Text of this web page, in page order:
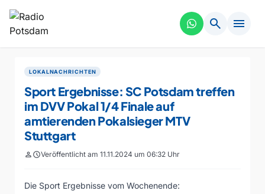
search menu
LOKALNACHRICHTEN
Sport Ergebnisse: SC Potsdam treffen
im DVV Pokal 1/4 Finale auf
amtierenden Pokalsieger MTV
Stuttgart
personscheduleVeröffentlicht am 11.11.2024 um 06:32 Uhr
Die Sport Ergebnisse vom Wochenende: